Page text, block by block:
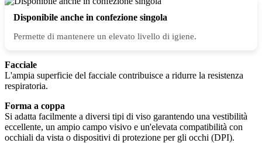
Disponibile anche in confezione singola
Permette di mantenere un elevato livello di igiene.
Facciale
L'ampia superficie del facciale contribuisce a ridurre la resistenza
respiratoria.
Forma a coppa
Si adatta facilmente a diversi tipi di viso garantendo una vestibilità
eccellente, un ampio campo visivo e un'elevata compatibilità con
occhiali da vista o dispositivi di protezione per gli occhi (DPI).